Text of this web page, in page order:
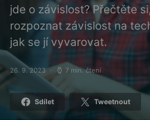
jde o závislost? Přečtěte
rozpoznat závislost na
jak se jí vyvarovat.
Posted on
26. 9. 2023 7 min. čtení
Sdílet Tweetnout